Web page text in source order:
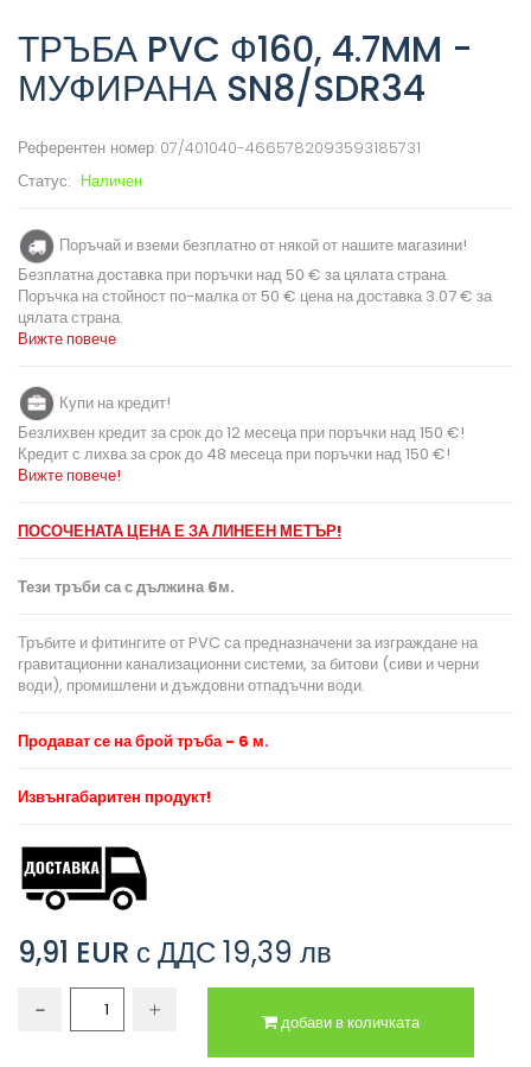
ТРЪБА PVC Ф160, 4.7MM -
МУФИРАНА SN8/SDR34
Референтен номер: 07/401040-4665782093593185731
Статус: Наличен
Поръчай и вземи безплатно от някой от нашите магазини!
Безплатна доставка при поръчки над 50 € за цялата страна.
Поръчка на стойност по-малка от 50 € цена на доставка 3.07 € за
цялата страна.
Вижте повече
Купи на кредит!
Безлихвен кредит за срок до 12 месеца при поръчки над 150 €!
Кредит с лихва за срок до 48 месеца при поръчки над 150 €!
Вижте повече!
ПОСОЧЕНАТА ЦЕНА Е ЗА ЛИНЕЕН МЕТЪР!
Тези тръби са с дължина 6м.
Тръбите и фитингите от PVC са предназначени за изграждане на
гравитационни канализационни системи, за битови (сиви и черни
води), промишлени и дъждовни отпадъчни води.
Продават се на брой тръба - 6 м.
Извънгабаритен продукт!
9,91 EUR с ДДС 19,39 лв
добави в количката